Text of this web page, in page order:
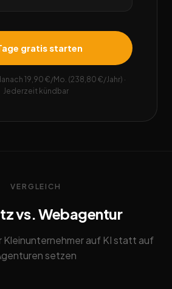
gratis starten
19,90 €/Mo. (238,80 €/Jahr) ·
Jederzeit kündbar
VERGLEICH
vs. Webagentur
Kleinunternehmer auf KI statt auf
setzen